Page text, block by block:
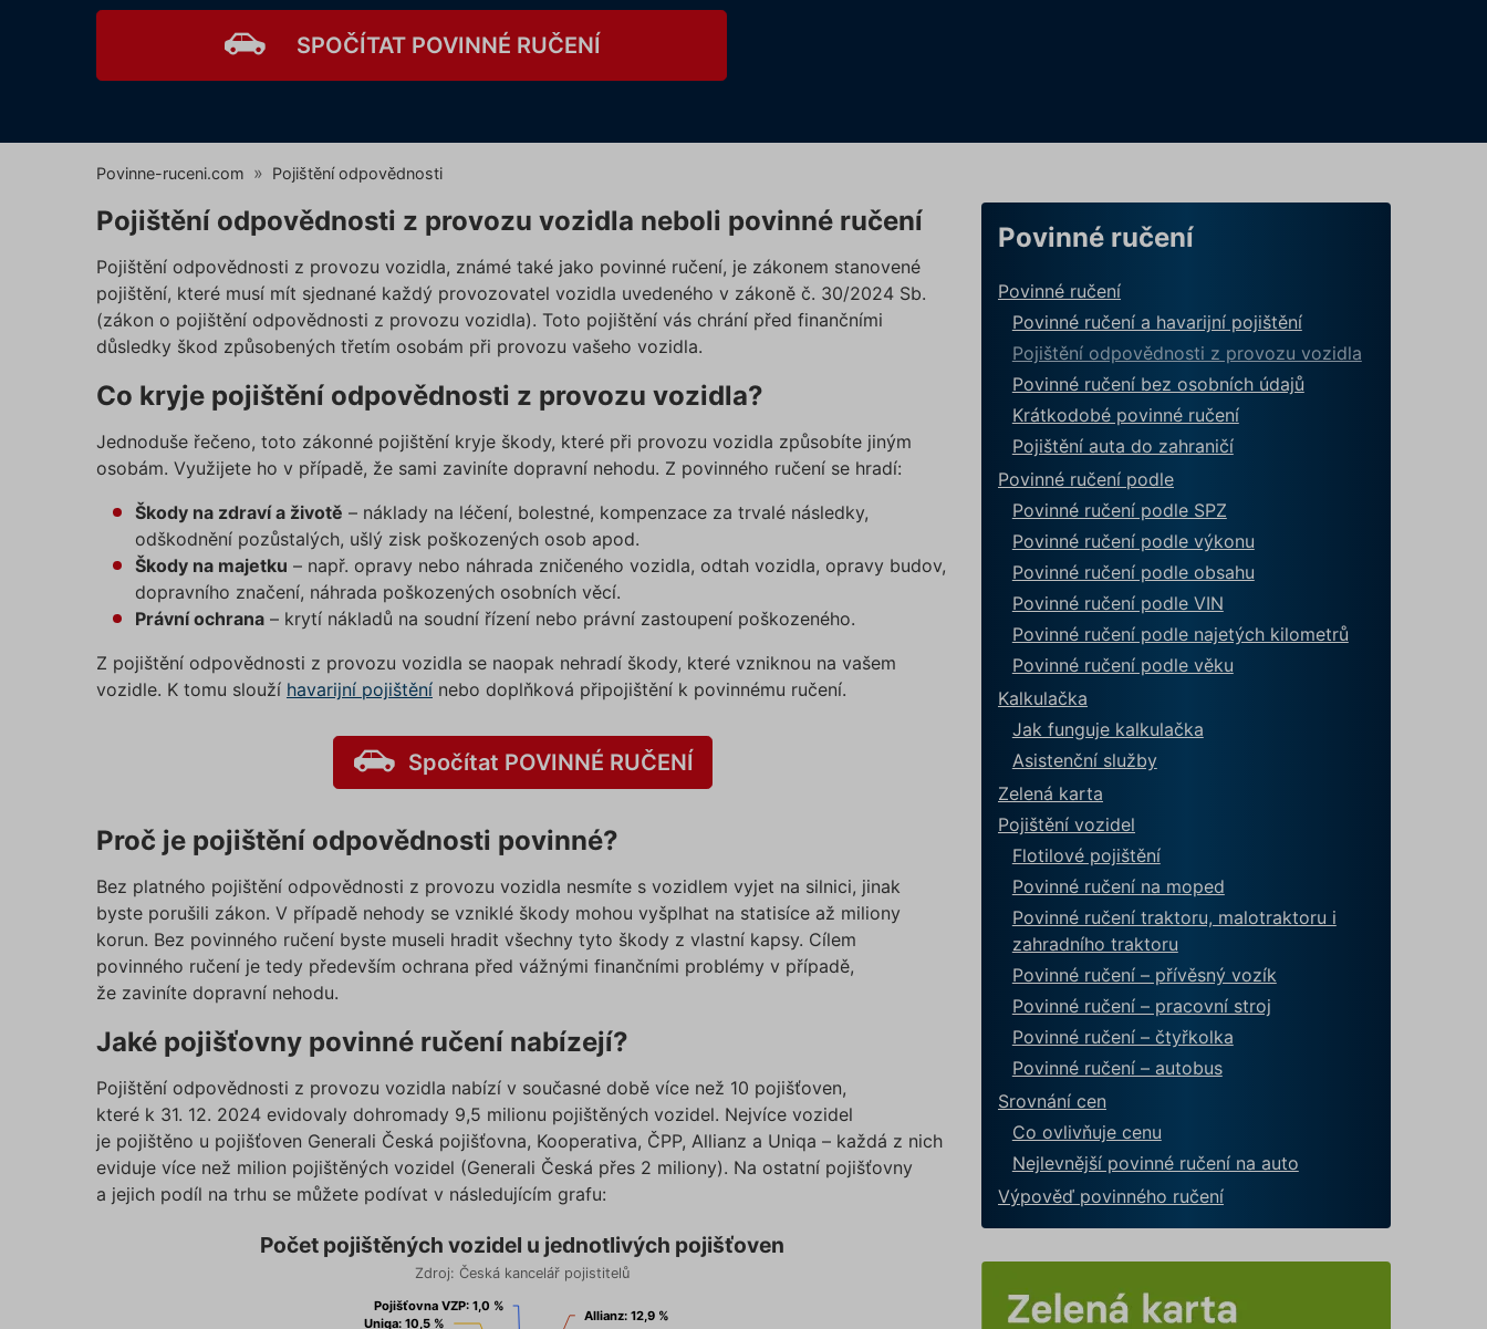
SPOČÍTAT POVINNÉ RUČENÍ
Povinne-ruceni.com Pojištění odpovědnosti
Pojištění odpovědnosti z provozu vozidla neboli povinné ručení
Pojištění odpovědnosti z provozu vozidla, známé také jako povinné ručení, je zákonem stanovené
pojištění, které musí mít sjednané každý provozovatel vozidla uvedeného v zákoně č. 30/2024 Sb.
(zákon o pojištění odpovědnosti z provozu vozidla). Toto pojištění vás chrání před finančními
důsledky škod způsobených třetím osobám při provozu vašeho vozidla.
Co kryje pojištění odpovědnosti z provozu vozidla?
Jednoduše řečeno, toto zákonné pojištění kryje škody, které při provozu vozidla způsobíte jiným
osobám. Využijete ho v případě, že sami zaviníte dopravní nehodu. Z povinného ručení se hradí:
Škody na zdraví a životě – náklady na léčení, bolestné, kompenzace za trvalé následky,
odškodnění pozůstalých, ušlý zisk poškozených osob apod.
Škody na majetku – např. opravy nebo náhrada zničeného vozidla, odtah vozidla, opravy budov,
dopravního značení, náhrada poškozených osobních věcí.
Právní ochrana– krytí nákladů na soudní řízení nebo právní zastoupení poškozeného.
Z pojištění odpovědnosti z provozu vozidla se naopak nehradí škody, které vzniknou na vašem
vozidle. K tomu slouží havarijní pojištění nebo doplňková připojištění k povinnému ručení.
Spočítat POVINNÉ RUČENÍ
Proč je pojištění odpovědnosti povinné?
Bez platného pojištění odpovědnosti z provozu vozidla nesmíte s vozidlem vyjet na silnici, jinak
byste porušili zákon. V případě nehody se vzniklé škody mohou vyšplhat na statisíce až miliony
korun. Bez povinného ručení byste museli hradit všechny tyto škody z vlastní kapsy. Cílem
povinného ručení je tedy především ochrana před vážnými finančními problémy v případě,
že zaviníte dopravní nehodu.
Jaké pojišťovny povinné ručení nabízejí?
Pojištění odpovědnosti z provozu vozidla nabízí v současné době více než 10 pojišťoven,
které k 31. 12. 2024 evidovaly dohromady 9,5 milionu pojištěných vozidel. Nejvíce vozidel
je pojištěno u pojišťoven Generali Česká pojišťovna, Kooperativa, ČPP, Allianz a Uniqa – každá z nich
eviduje více než milion pojištěných vozidel (Generali Česká přes 2 miliony). Na ostatní pojišťovny
a jejich podíl na trhu se můžete podívat v následujícím grafu:
Počet pojištěných vozidel u jednotlivých pojišťoven
Počet pojištěných vozidel u jednotlivých pojišťoven
Zdroj: Česká kancelář pojistitelů
Allianz: 12,9 %
Allianz: 12,9 %
Uniqa: 10,5 %
Uniqa: 10,5 %
Pojišťovna VZP: 1,0 %
Pojišťovna VZP: 1,0 %
Povinné ručení
Povinné ručení
Povinné ručení a havarijní pojištění
Pojištění odpovědnosti z provozu vozidla
Povinné ručení bez osobních údajů
Krátkodobé povinné ručení
Pojištění auta do zahraničí
Povinné ručení podle
Povinné ručení podle SPZ
Povinné ručení podle výkonu
Povinné ručení podle obsahu
Povinné ručení podle VIN
Povinné ručení podle najetých kilometrů
Povinné ručení podle věku
Kalkulačka
Jak funguje kalkulačka
Asistenční služby
Zelená karta
Pojištění vozidel
Flotilové pojištění
Povinné ručení na moped
Povinné ručení traktoru, malotraktoru i
zahradního traktoru
Povinné ručení – přívěsný vozík
Povinné ručení – pracovní stroj
Povinné ručení – čtyřkolka
Povinné ručení – autobus
Srovnání cen
Co ovlivňuje cenu
Nejlevnější povinné ručení na auto
Výpověď povinného ručení